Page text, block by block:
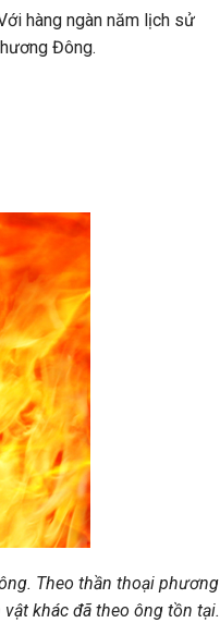
hàng ngàn năm lịch sử
Đông.
Theo thần thoại phương
khác đã theo ông tồn tại.